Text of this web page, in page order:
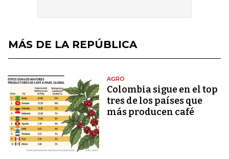
MÁS DE LA REPÚBLICA
AGRO
Colombia sigue en el top
tres de los países que
más producen café